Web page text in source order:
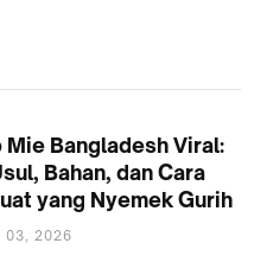
Mie Bangladesh Viral:
Bahan, dan Cara
yang Nyemek Gurih
03, 2026